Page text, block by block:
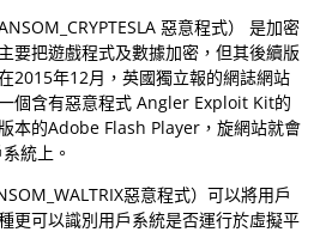
惡意程式） 是加密
要把遊戲程式及數據加密，但其後續版
2015年12月，英國獨立報的網誌網站
個含有惡意程式 Angler Exploit Kit的
本的Adobe Flash Player，旋網站就會
統上。
惡意程式）可以將用戶
更可以識別用戶系統是否運行於虛擬平